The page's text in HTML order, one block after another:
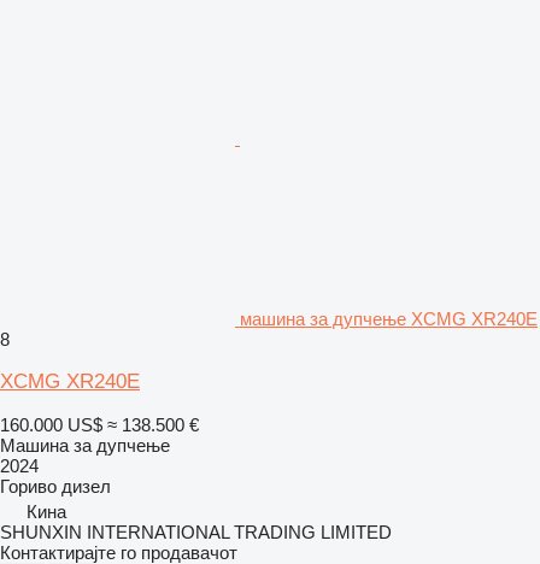
машина за дупчење XCMG XR240E
8
XCMG XR240E
160.000 US$ ≈ 138.500 €
Машина за дупчење
2024
Гориво дизел
Кина
SHUNXIN INTERNATIONAL TRADING LIMITED
Контактирајте го продавачот